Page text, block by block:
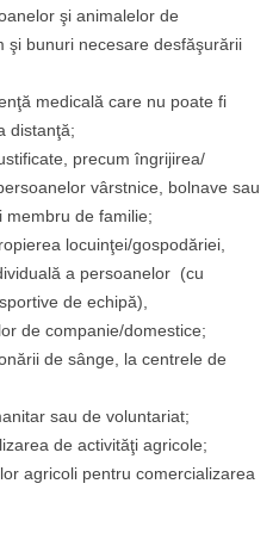
şi animalelor de
şi bunuri necesare desfăşurării
medicală care nu poate fi
distanţă;
precum îngrijirea/
vârstnice, bolnave sau
membru de familie;
locuinţei/gospodăriei,
a persoanelor (cu
de echipă),
de companie/domestice;
de sânge, la centrele de
sau de voluntariat;
de activităţi agricole;
agricoli pentru comercializarea